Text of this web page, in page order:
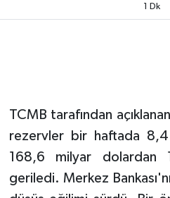
1 Dk
TCMB tarafından
rezervler bir haftada
168,6 milyar dolardan
geriledi. Merkez